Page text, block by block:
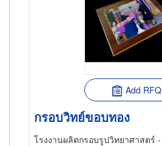
Add RFQ
กรอบวิทย์ขอบทอง